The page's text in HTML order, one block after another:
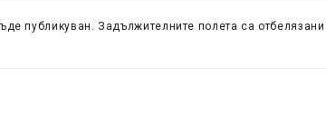
публикуван. Задължителните полета са отбелязани